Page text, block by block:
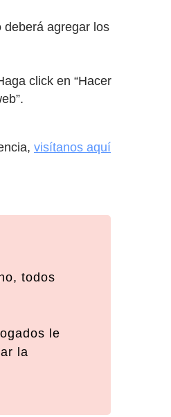
deberá agregar los
click en “Hacer
visítanos aquí
todos
le
la